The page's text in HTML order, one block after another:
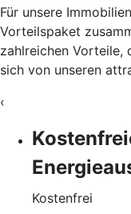
Für unsere
Vorteilspaket
zahlreichen Vorteile,
sich von unseren
‹
Kostenfrei